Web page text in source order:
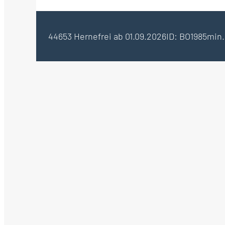
44653 Hernefrei ab 01.09.2026ID: BO1985